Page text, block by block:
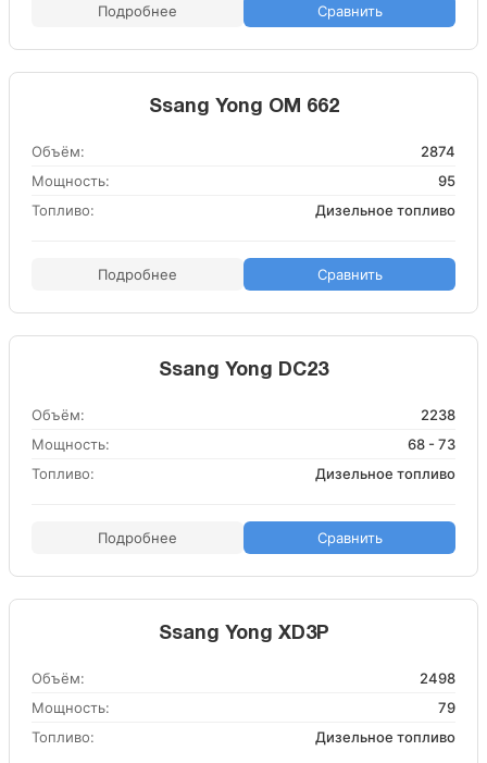
Подробнее Сравнить
Ssang Yong OM 662
Объём:
2874
Мощность:
95
Топливо:
Дизельное топливо
Подробнее Сравнить
Ssang Yong DC23
Объём:
2238
Мощность:
68 - 73
Топливо:
Дизельное топливо
Подробнее Сравнить
Ssang Yong XD3P
Объём:
2498
Мощность:
79
Топливо:
Дизельное топливо